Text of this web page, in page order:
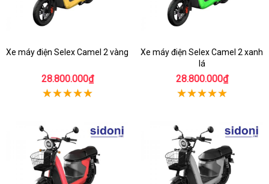
Xe máy điện Selex Camel 2 vàng
28.800.000₫
Xe máy điện Selex Camel 2 xanh
lá
28.800.000₫